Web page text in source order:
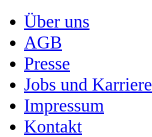
Über uns
AGB
Presse
Jobs und Karriere
Impressum
Kontakt